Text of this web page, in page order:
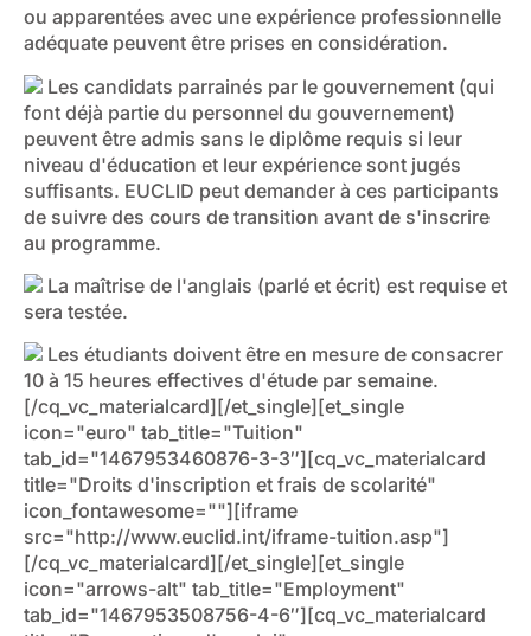
ou apparentées avec une expérience professionnelle
adéquate peuvent être prises en considération.
Les candidats parrainés par le gouvernement (qui
font déjà partie du personnel du gouvernement)
peuvent être admis sans le diplôme requis si leur
niveau d'éducation et leur expérience sont jugés
suffisants. EUCLID peut demander à ces participants
de suivre des cours de transition avant de s'inscrire
au programme.
La maîtrise de l'anglais (parlé et écrit) est requise et
sera testée.
Les étudiants doivent être en mesure de consacrer
10 à 15 heures effectives d'étude par semaine.
[/cq_vc_materialcard][/et_single][et_single
icon="euro" tab_title="Tuition"
tab_id="1467953460876-3-3″][cq_vc_materialcard
title="Droits d'inscription et frais de scolarité"
icon_fontawesome=""][iframe
src="http://www.euclid.int/iframe-tuition.asp"]
[/cq_vc_materialcard][/et_single][et_single
icon="arrows-alt" tab_title="Employment"
tab_id="1467953508756-4-6″][cq_vc_materialcard